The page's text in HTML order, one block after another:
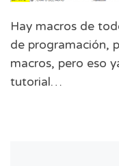
Hay macros de
de programación,
macros, pero eso
tutorial…